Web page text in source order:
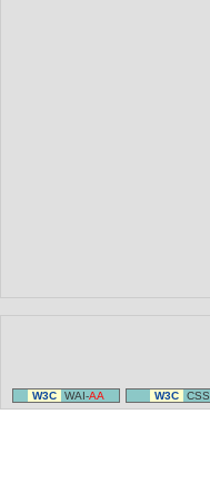
W3C WAI-AA W3C CSS